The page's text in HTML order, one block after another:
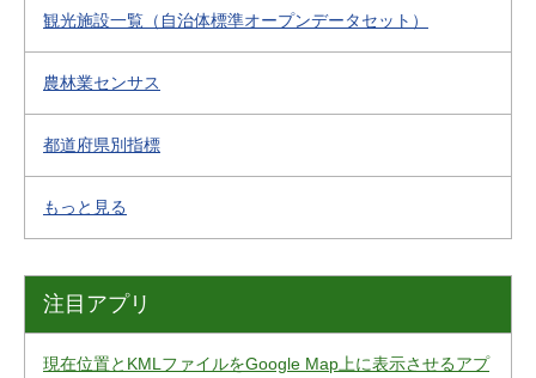
観光施設一覧（自治体標準オープンデータセット）
農林業センサス
都道府県別指標
もっと見る
注目アプリ
現在位置とKMLファイルをGoogle Map上に表示させるアプ